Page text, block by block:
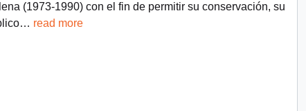
(1973-1990) con el fin de permitir su conservación, su
… read more